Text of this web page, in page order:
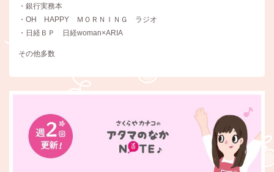
・銀行実務本
・OH HAPPY ＭＯＲＮＩＮＧ ラジオ
・日経ＢＰ 日経woman×ARIA
その他多数